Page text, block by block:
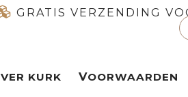
GRATIS VERZENDING
OVER KURK VOORWAARDEN